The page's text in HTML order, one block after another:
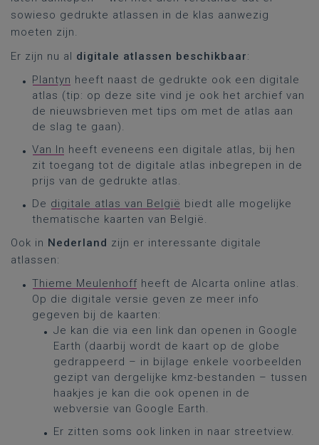
sowieso gedrukte atlassen in de klas aanwezig
moeten zijn.
Er zijn nu al digitale atlassen beschikbaar:
Plantyn heeft naast de gedrukte ook een digitale
atlas (tip: op deze site vind je ook het archief van
de nieuwsbrieven met tips om met de atlas aan
de slag te gaan).
Van In heeft eveneens een digitale atlas, bij hen
zit toegang tot de digitale atlas inbegrepen in de
prijs van de gedrukte atlas.
De digitale atlas van België biedt alle mogelijke
thematische kaarten van België.
Ook in Nederland zijn er interessante digitale
atlassen:
Thieme Meulenhoff heeft de Alcarta online atlas.
Op die digitale versie geven ze meer info
gegeven bij de kaarten:
Je kan die via een link dan openen in Google
Earth (daarbij wordt de kaart op de globe
gedrappeerd – in bijlage enkele voorbeelden
gezipt van dergelijke kmz-bestanden – tussen
haakjes je kan die ook openen in de
webversie van Google Earth.
Er zitten soms ook linken in naar streetview.